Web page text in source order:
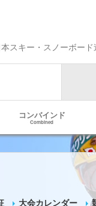
スキー・スノーボード
コンバインド
Combined
大会カレンダー